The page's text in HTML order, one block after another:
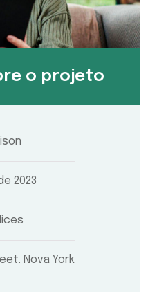
o projeto
2023
Nova York